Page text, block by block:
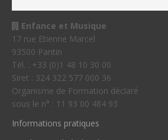
Enfance et Musique
17 rue Etienne Marcel
93500 Pantin
Tél. : +33 (0)1 48 10 30 00
Siret : 324 322 577 000 36
Organisme de Formation déclaré
sous le n° : 11 93 00 484 93
Informations pratiques